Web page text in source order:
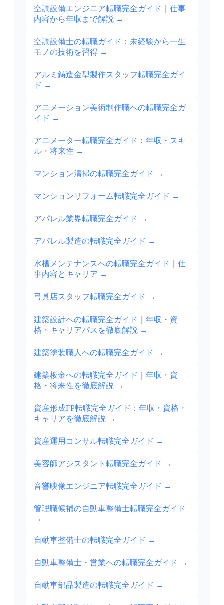
空調設備エンジニア転職完全ガイド｜仕事
内容から年収まで解説 →
空調設備士の転職ガイド：未経験から一生
モノの技術を習得 →
アルミ鋳造金型製作スタッフ転職完全ガイ
ド →
アニメーション美術制作職への転職完全ガ
イド →
アニメーター転職完全ガイド：年収・スキ
ル・将来性 →
マンション清掃の転職完全ガイド →
マンションリフォーム転職完全ガイド →
アパレル業界転職完全ガイド →
アパレル製造の転職完全ガイド →
水槽メンテナンスへの転職完全ガイド｜仕
事内容とキャリア →
弓具店スタッフ転職完全ガイド →
建築設計への転職完全ガイド｜年収・資
格・キャリアパスを徹底解説 →
建築塗装職人への転職完全ガイド →
建築板金への転職完全ガイド｜年収・資
格・将来性を徹底解説 →
資産形成FP転職完全ガイド：年収・資格・
キャリアを徹底解説 →
資産運用コンサル転職完全ガイド →
美容師アシスタント転職完全ガイド →
音響映像エンジニア転職完全ガイド →
管理職候補の自動車整備士転職完全ガイド
→
自動車整備士の転職完全ガイド →
自動車整備士・営業への転職完全ガイド →
自動車部品製造の転職完全ガイド →